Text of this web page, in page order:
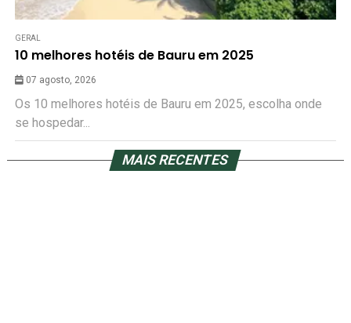
GERAL
10 melhores hotéis de Bauru em 2025
07 agosto, 2026
Os 10 melhores hotéis de Bauru em 2025, escolha onde
se hospedar...
MAIS RECENTES